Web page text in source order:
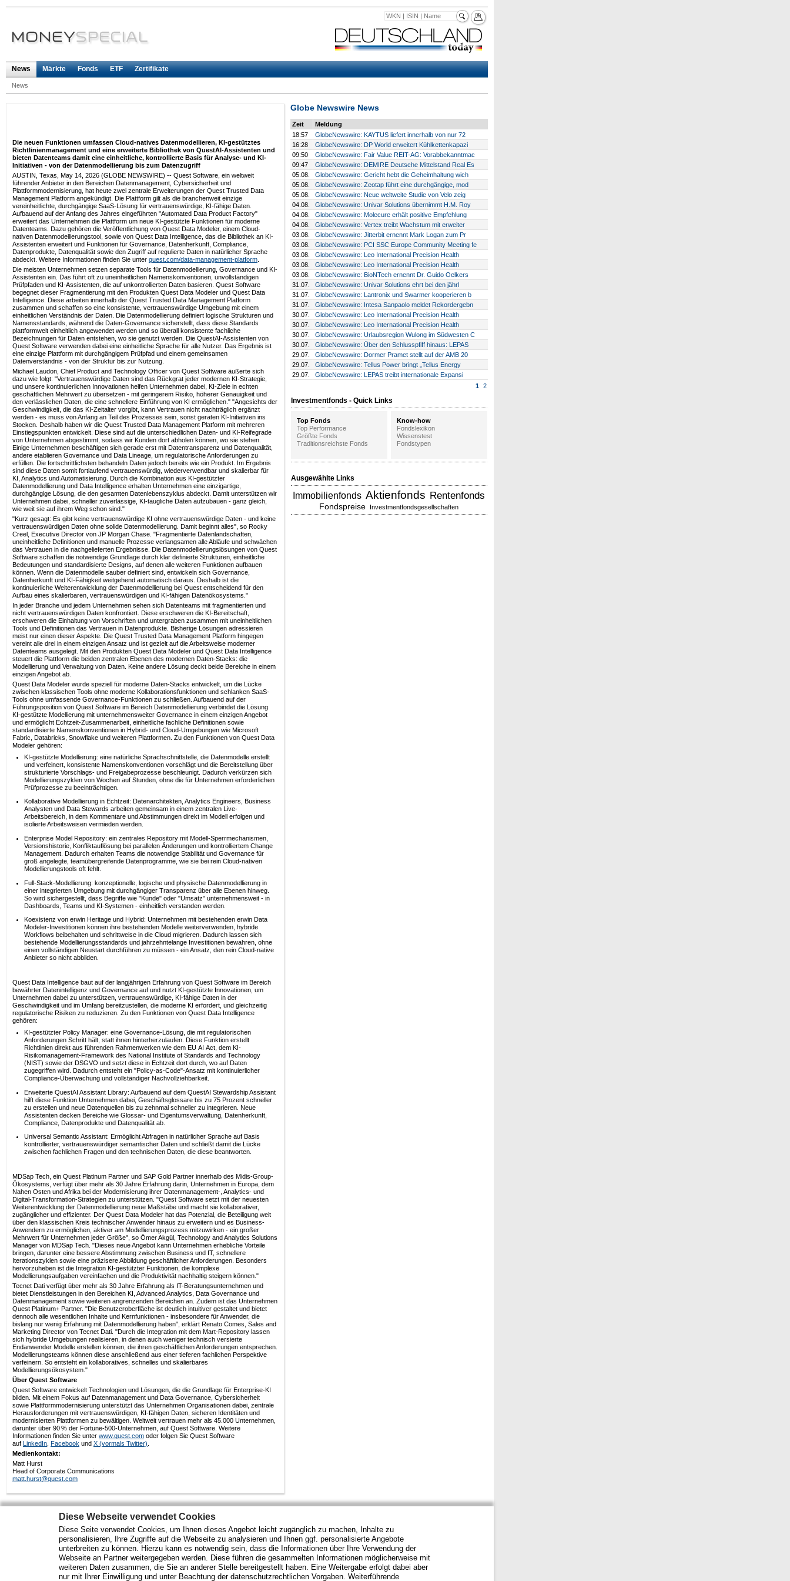
Diese Webseite verwendet Cookies
Diese Seite verwendet Cookies, um Ihnen dieses Angebot leicht zugänglich zu machen, Inhalte zu
personalisieren, Ihre Zugriffe auf die Webseite zu analysieren und Ihnen ggf. personalisierte Angebote
unterbreiten zu können. Hierzu kann es notwendig sein, dass die Informationen über Ihre Verwendung der
Webseite an Partner weitergegeben werden. Diese führen die gesammelten Informationen möglicherweise mit
weiteren Daten zusammen, die Sie an anderer Stelle bereitgestellt haben. Eine Weitergabe erfolgt dabei aber
nur mit Ihrer Einwilligung und unter Beachtung der datenschutzrechtlichen Vorgaben. Weiterführende
News Märkte Fonds ETF Zertifikate
News
Die neuen Funktionen umfassen Cloud-natives Datenmodellieren, KI-gestütztes
Richtlinienmanagement und eine erweiterte Bibliothek von QuestAI-Assistenten und
bieten Datenteams damit eine einheitliche, kontrollierte Basis für Analyse- und KI-
Initiativen - von der Datenmodellierung bis zum Datenzugriff
AUSTIN, Texas, May 14, 2026 (GLOBE NEWSWIRE) -- Quest Software, ein weltweit
führender Anbieter in den Bereichen Datenmanagement, Cybersicherheit und
Plattformmodernisierung, hat heute zwei zentrale Erweiterungen der Quest Trusted Data
Management Platform angekündigt. Die Plattform gilt als die branchenweit einzige
vereinheitlichte, durchgängige SaaS-Lösung für vertrauenswürdige, KI-fähige Daten.
Aufbauend auf der Anfang des Jahres eingeführten "Automated Data Product Factory"
erweitert das Unternehmen die Plattform um neue KI-gestützte Funktionen für moderne
Datenteams. Dazu gehören die Veröffentlichung von Quest Data Modeler, einem Cloud-
nativen Datenmodellierungstool, sowie von Quest Data Intelligence, das die Bibliothek an KI-
Assistenten erweitert und Funktionen für Governance, Datenherkunft, Compliance,
Datenprodukte, Datenqualität sowie den Zugriff auf regulierte Daten in natürlicher Sprache
abdeckt. Weitere Informationen finden Sie unter quest.com/data-management-platform
Die meisten Unternehmen setzen separate Tools für Datenmodellierung, Governance und KI-
Assistenten ein. Das führt oft zu uneinheitlichen Namenskonventionen, unvollständigen
Prüfpfaden und KI-Assistenten, die auf unkontrollierten Daten basieren. Quest Software
begegnet dieser Fragmentierung mit den Produkten Quest Data Modeler und Quest Data
Intelligence. Diese arbeiten innerhalb der Quest Trusted Data Management Platform
zusammen und schaffen so eine konsistente, vertrauenswürdige Umgebung mit einem
einheitlichen Verständnis der Daten. Die Datenmodellierung definiert logische Strukturen und
Namensstandards, während die Daten-Governance sicherstellt, dass diese Standards
plattformweit einheitlich angewendet werden und so überall konsistente fachliche
Bezeichnungen für Daten entstehen, wo sie genutzt werden. Die QuestAI-Assistenten von
Quest Software verwenden dabei eine einheitliche Sprache für alle Nutzer. Das Ergebnis ist
eine einzige Plattform mit durchgängigem Prüfpfad und einem gemeinsamen
Datenverständnis - von der Struktur bis zur Nutzung.
Michael Laudon, Chief Product and Technology Officer von Quest Software äußerte sich
dazu wie folgt: "Vertrauenswürdige Daten sind das Rückgrat jeder modernen KI-Strategie,
und unsere kontinuierlichen Innovationen helfen Unternehmen dabei, KI-Ziele in echten
geschäftlichen Mehrwert zu übersetzen - mit geringerem Risiko, höherer Genauigkeit und
den verlässlichen Daten, die eine schnellere Einführung von KI ermöglichen." "Angesichts der
Geschwindigkeit, die das KI-Zeitalter vorgibt, kann Vertrauen nicht nachträglich ergänzt
werden - es muss von Anfang an Teil des Prozesses sein, sonst geraten KI-Initiativen ins
Stocken. Deshalb haben wir die Quest Trusted Data Management Platform mit mehreren
Einstiegspunkten entwickelt. Diese sind auf die unterschiedlichen Daten- und KI-Reifegrade
von Unternehmen abgestimmt, sodass wir Kunden dort abholen können, wo sie stehen.
Einige Unternehmen beschäftigen sich gerade erst mit Datentransparenz und Datenqualität,
andere etablieren Governance und Data Lineage, um regulatorische Anforderungen zu
erfüllen. Die fortschrittlichsten behandeln Daten jedoch bereits wie ein Produkt. Im Ergebnis
sind diese Daten somit fortlaufend vertrauenswürdig, wiederverwendbar und skalierbar für
KI, Analytics und Automatisierung. Durch die Kombination aus KI-gestützter
Datenmodellierung und Data Intelligence erhalten Unternehmen eine einzigartige,
durchgängige Lösung, die den gesamten Datenlebenszyklus abdeckt. Damit unterstützen wir
Unternehmen dabei, schneller zuverlässige, KI-taugliche Daten aufzubauen - ganz gleich,
wie weit sie auf ihrem Weg schon sind."
"Kurz gesagt: Es gibt keine vertrauenswürdige KI ohne vertrauenswürdige Daten - und keine
vertrauenswürdigen Daten ohne solide Datenmodellierung. Damit beginnt alles", so Rocky
Creel, Executive Director von JP Morgan Chase. "Fragmentierte Datenlandschaften,
uneinheitliche Definitionen und manuelle Prozesse verlangsamen alle Abläufe und schwächen
das Vertrauen in die nachgelieferten Ergebnisse. Die Datenmodellierungslösungen von Quest
Software schaffen die notwendige Grundlage durch klar definierte Strukturen, einheitliche
Bedeutungen und standardisierte Designs, auf denen alle weiteren Funktionen aufbauen
können. Wenn die Datenmodelle sauber definiert sind, entwickeln sich Governance,
Datenherkunft und KI-Fähigkeit weitgehend automatisch daraus. Deshalb ist die
kontinuierliche Weiterentwicklung der Datenmodellierung bei Quest entscheidend für den
Aufbau eines skalierbaren, vertrauenswürdigen und KI-fähigen Datenökosystems."
In jeder Branche und jedem Unternehmen sehen sich Datenteams mit fragmentierten und
nicht vertrauenswürdigen Daten konfrontiert. Diese erschweren die KI-Bereitschaft,
erschweren die Einhaltung von Vorschriften und untergraben zusammen mit uneinheitlichen
Tools und Definitionen das Vertrauen in Datenprodukte. Bisherige Lösungen adressieren
meist nur einen dieser Aspekte. Die Quest Trusted Data Management Platform hingegen
vereint alle drei in einem einzigen Ansatz und ist gezielt auf die Arbeitsweise moderner
Datenteams ausgelegt. Mit den Produkten Quest Data Modeler und Quest Data Intelligence
steuert die Plattform die beiden zentralen Ebenen des modernen Daten-Stacks: die
Modellierung und Verwaltung von Daten. Keine andere Lösung deckt beide Bereiche in einem
einzigen Angebot ab.
Quest Data Modeler wurde speziell für moderne Daten-Stacks entwickelt, um die Lücke
zwischen klassischen Tools ohne moderne Kollaborationsfunktionen und schlanken SaaS-
Tools ohne umfassende Governance-Funktionen zu schließen. Aufbauend auf der
Führungsposition von Quest Software im Bereich Datenmodellierung verbindet die Lösung
KI-gestützte Modellierung mit unternehmensweiter Governance in einem einzigen Angebot
und ermöglicht Echtzeit-Zusammenarbeit, einheitliche fachliche Definitionen sowie
standardisierte Namenskonventionen in Hybrid- und Cloud-Umgebungen wie Microsoft
Fabric, Databricks, Snowflake und weiteren Plattformen. Zu den Funktionen von Quest Data
Modeler gehören:
KI-gestützte Modellierung: eine natürliche Sprachschnittstelle, die Datenmodelle erstellt
und verfeinert, konsistente Namenskonventionen vorschlägt und die Bereitstellung über
strukturierte Vorschlags- und Freigabeprozesse beschleunigt. Dadurch verkürzen sich
Modellierungszyklen von Wochen auf Stunden, ohne die für Unternehmen erforderlichen
Prüfprozesse zu beeinträchtigen.
Kollaborative Modellierung in Echtzeit: Datenarchitekten, Analytics Engineers, Business
Analysten und Data Stewards arbeiten gemeinsam in einem zentralen Live-
Arbeitsbereich, in dem Kommentare und Abstimmungen direkt im Modell erfolgen und
isolierte Arbeitsweisen vermieden werden.
Enterprise Model Repository: ein zentrales Repository mit Modell-Sperrmechanismen,
Versionshistorie, Konfliktauflösung bei parallelen Änderungen und kontrolliertem Change
Management. Dadurch erhalten Teams die notwendige Stabilität und Governance für
groß angelegte, teamübergreifende Datenprogramme, wie sie bei rein Cloud-nativen
Modellierungstools oft fehlt.
Full-Stack-Modellierung: konzeptionelle, logische und physische Datenmodellierung in
einer integrierten Umgebung mit durchgängiger Transparenz über alle Ebenen hinweg.
So wird sichergestellt, dass Begriffe wie "Kunde" oder "Umsatz" unternehmensweit - in
Dashboards, Teams und KI-Systemen - einheitlich verstanden werden.
Koexistenz von erwin Heritage und Hybrid: Unternehmen mit bestehenden erwin Data
Modeler-Investitionen können ihre bestehenden Modelle weiterverwenden, hybride
Workflows beibehalten und schrittweise in die Cloud migrieren. Dadurch lassen sich
bestehende Modellierungsstandards und jahrzehntelange Investitionen bewahren, ohne
einen vollständigen Neustart durchführen zu müssen - ein Ansatz, den rein Cloud-native
Anbieter so nicht abbilden.
Quest Data Intelligence baut auf der langjährigen Erfahrung von Quest Software im Bereich
bewährter Datenintelligenz und Governance auf und nutzt KI-gestützte Innovationen, um
Unternehmen dabei zu unterstützen, vertrauenswürdige, KI-fähige Daten in der
Geschwindigkeit und im Umfang bereitzustellen, die moderne KI erfordert, und gleichzeitig
regulatorische Risiken zu reduzieren. Zu den Funktionen von Quest Data Intelligence
gehören:
KI-gestützter Policy Manager: eine Governance-Lösung, die mit regulatorischen
Anforderungen Schritt hält, statt ihnen hinterherzulaufen. Diese Funktion erstellt
Richtlinien direkt aus führenden Rahmenwerken wie dem EU AI Act, dem KI-
Risikomanagement-Framework des National Institute of Standards and Technology
(NIST) sowie der DSGVO und setzt diese in Echtzeit dort durch, wo auf Daten
zugegriffen wird. Dadurch entsteht ein "Policy-as-Code"-Ansatz mit kontinuierlicher
Compliance-Überwachung und vollständiger Nachvollziehbarkeit.
Erweiterte QuestAI Assistant Library: Aufbauend auf dem QuestAI Stewardship Assistant
hilft diese Funktion Unternehmen dabei, Geschäftsglossare bis zu 75 Prozent schneller
zu erstellen und neue Datenquellen bis zu zehnmal schneller zu integrieren. Neue
Assistenten decken Bereiche wie Glossar- und Eigentumsverwaltung, Datenherkunft,
Compliance, Datenprodukte und Datenqualität ab.
Universal Semantic Assistant: Ermöglicht Abfragen in natürlicher Sprache auf Basis
kontrollierter, vertrauenswürdiger semantischer Daten und schließt damit die Lücke
zwischen fachlichen Fragen und den technischen Daten, die diese beantworten.
MDSap Tech, ein Quest Platinum Partner und SAP Gold Partner innerhalb des Midis-Group-
Ökosystems, verfügt über mehr als 30 Jahre Erfahrung darin, Unternehmen in Europa, dem
Nahen Osten und Afrika bei der Modernisierung ihrer Datenmanagement-, Analytics- und
Digital-Transformation-Strategien zu unterstützen. "Quest Software setzt mit der neuesten
Weiterentwicklung der Datenmodellierung neue Maßstäbe und macht sie kollaborativer,
zugänglicher und effizienter. Der Quest Data Modeler hat das Potenzial, die Beteiligung weit
über den klassischen Kreis technischer Anwender hinaus zu erweitern und es Business-
Anwendern zu ermöglichen, aktiver am Modellierungsprozess mitzuwirken - ein großer
Mehrwert für Unternehmen jeder Größe", so Ömer Akgül, Technology and Analytics Solutions
Manager von MDSap Tech. "Dieses neue Angebot kann Unternehmen erhebliche Vorteile
bringen, darunter eine bessere Abstimmung zwischen Business und IT, schnellere
Iterationszyklen sowie eine präzisere Abbildung geschäftlicher Anforderungen. Besonders
hervorzuheben ist die Integration KI-gestützter Funktionen, die komplexe
Modellierungsaufgaben vereinfachen und die Produktivität nachhaltig steigern können."
Tecnet Dati verfügt über mehr als 30 Jahre Erfahrung als IT-Beratungsunternehmen und
bietet Dienstleistungen in den Bereichen KI, Advanced Analytics, Data Governance und
Datenmanagement sowie weiteren angrenzenden Bereichen an. Zudem ist das Unternehmen
Quest Platinum+ Partner. "Die Benutzeroberfläche ist deutlich intuitiver gestaltet und bietet
dennoch alle wesentlichen Inhalte und Kernfunktionen - insbesondere für Anwender, die
bislang nur wenig Erfahrung mit Datenmodellierung haben", erklärt Renato Comes, Sales and
Marketing Director von Tecnet Dati. "Durch die Integration mit dem Mart-Repository lassen
sich hybride Umgebungen realisieren, in denen auch weniger technisch versierte
Endanwender Modelle erstellen können, die ihren geschäftlichen Anforderungen entsprechen.
Modellierungsteams können diese anschließend aus einer tieferen fachlichen Perspektive
verfeinern. So entsteht ein kollaboratives, schnelles und skalierbares
Modellierungsökosystem."
Über Quest Software
Quest Software entwickelt Technologien und Lösungen, die die Grundlage für Enterprise-KI
bilden. Mit einem Fokus auf Datenmanagement und Data Governance, Cybersicherheit
sowie Plattformmodernisierung unterstützt das Unternehmen Organisationen dabei, zentrale
Herausforderungen mit vertrauenswürdigen, KI-fähigen Daten, sicheren Identitäten und
modernisierten Plattformen zu bewältigen. Weltweit vertrauen mehr als 45.000 Unternehmen,
darunter über 90 % der Fortune-500-Unternehmen, auf Quest Software. Weitere
Informationen finden Sie unter www.quest.com oder folgen Sie Quest Software
auf
LinkedIn Facebook und X (vormals Twitter)
Medienkontakt:
Matt Hurst
Head of Corporate Communications
matt.hurst@quest.com
Globe Newswire News
Zeit
Meldung
18:57
GlobeNewswire: KAYTUS liefert innerhalb von nur 72
16:28
GlobeNewswire: DP World erweitert Kühlkettenkapazi
09:50
GlobeNewswire: Fair Value REIT-AG: Vorabbekanntmac
09:47
GlobeNewswire: DEMIRE Deutsche Mittelstand Real Es
05.08.
GlobeNewswire: Gericht hebt die Geheimhaltung wich
05.08.
GlobeNewswire: Zeotap führt eine durchgängige, mod
05.08.
GlobeNewswire: Neue weltweite Studie von Velo zeig
04.08.
GlobeNewswire: Univar Solutions übernimmt H.M. Roy
04.08.
GlobeNewswire: Molecure erhält positive Empfehlung
04.08.
GlobeNewswire: Vertex treibt Wachstum mit erweiter
03.08.
GlobeNewswire: Jitterbit ernennt Mark Logan zum Pr
03.08.
GlobeNewswire: PCI SSC Europe Community Meeting fe
03.08.
GlobeNewswire: Leo International Precision Health
03.08.
GlobeNewswire: Leo International Precision Health
03.08.
GlobeNewswire: BioNTech ernennt Dr. Guido Oelkers
31.07.
GlobeNewswire: Univar Solutions ehrt bei den jährl
31.07.
GlobeNewswire: Lantronix und Swarmer kooperieren b
31.07.
GlobeNewswire: Intesa Sanpaolo meldet Rekordergebn
30.07.
GlobeNewswire: Leo International Precision Health
30.07.
GlobeNewswire: Leo International Precision Health
30.07.
GlobeNewswire: Urlaubsregion Wulong im Südwesten C
30.07.
GlobeNewswire: Über den Schlusspfiff hinaus: LEPAS
29.07.
GlobeNewswire: Dormer Pramet stellt auf der AMB 20
29.07.
GlobeNewswire: Tellus Power bringt „Tellus Energy
29.07.
GlobeNewswire: LEPAS treibt internationale Expansi
1 2
Investmentfonds - Quick Links
Top Fonds
Top Performance
Größte Fonds
Traditionsreichste Fonds
Know-how
Fondslexikon
Wissenstest
Fondstypen
Ausgewählte Links
Immobilienfonds Aktienfonds Rentenfonds
Fondspreise Investmentfondsgesellschaften
Mehr Marktdaten und Kurse finden Sie auf www.finanztreff.de
Wirtschaft
ETF Fonds
Optionsscheine
Rohstoffe